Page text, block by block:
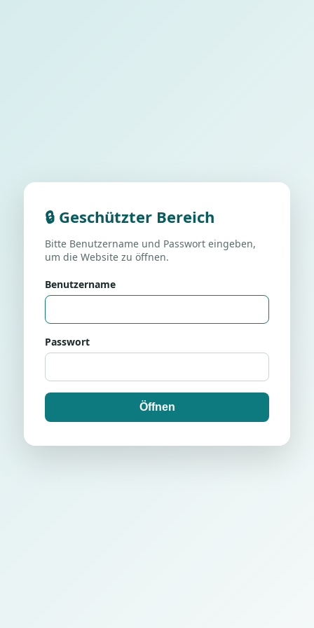
🔒 Geschützter Bereich
Bitte Benutzername und Passwort eingeben,
um die Website zu öffnen.
Benutzername
Passwort
Öffnen